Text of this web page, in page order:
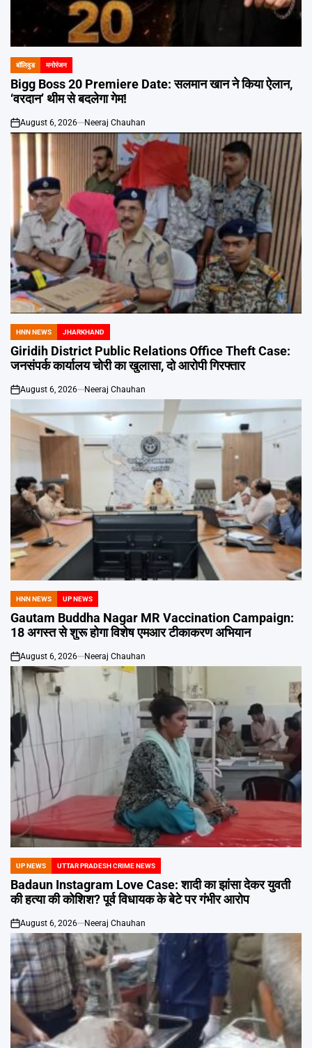
POSTED
IN
बॉलिवुड मनोरंजन
Bigg Boss 20 Premiere Date: सलमान खान ने किया ऐलान,
‘वरदान’ थीम से बदलेगा गेम!
on
August 6, 2026 Neeraj Chauhan
POSTED
IN
HNN NEWS JHARKHAND
Giridih District Public Relations Office Theft Case:
जनसंपर्क कार्यालय चोरी का खुलासा, दो आरोपी गिरफ्तार
on
August 6, 2026 Neeraj Chauhan
POSTED
IN
HNN NEWS UP NEWS
Gautam Buddha Nagar MR Vaccination Campaign:
18 अगस्त से शुरू होगा विशेष एमआर टीकाकरण अभियान
on
August 6, 2026 Neeraj Chauhan
POSTED
IN
UP NEWS UTTAR PRADESH CRIME NEWS
Badaun Instagram Love Case: शादी का झांसा देकर युवती
की हत्या की कोशिश? पूर्व विधायक के बेटे पर गंभीर आरोप
on
August 6, 2026 Neeraj Chauhan